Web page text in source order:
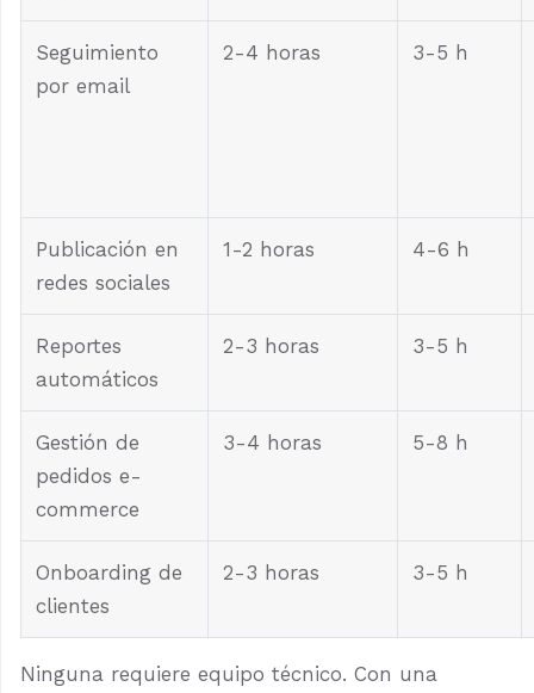
Seguimiento
por email
2-4 horas 3-5 h
Publicación en
redes sociales
1-2 horas 4-6 h
Reportes
automáticos
2-3 horas 3-5 h
Gestión de
pedidos e-
commerce
3-4 horas 5-8 h
Onboarding de
clientes
2-3 horas 3-5 h
Ninguna requiere equipo técnico. Con una